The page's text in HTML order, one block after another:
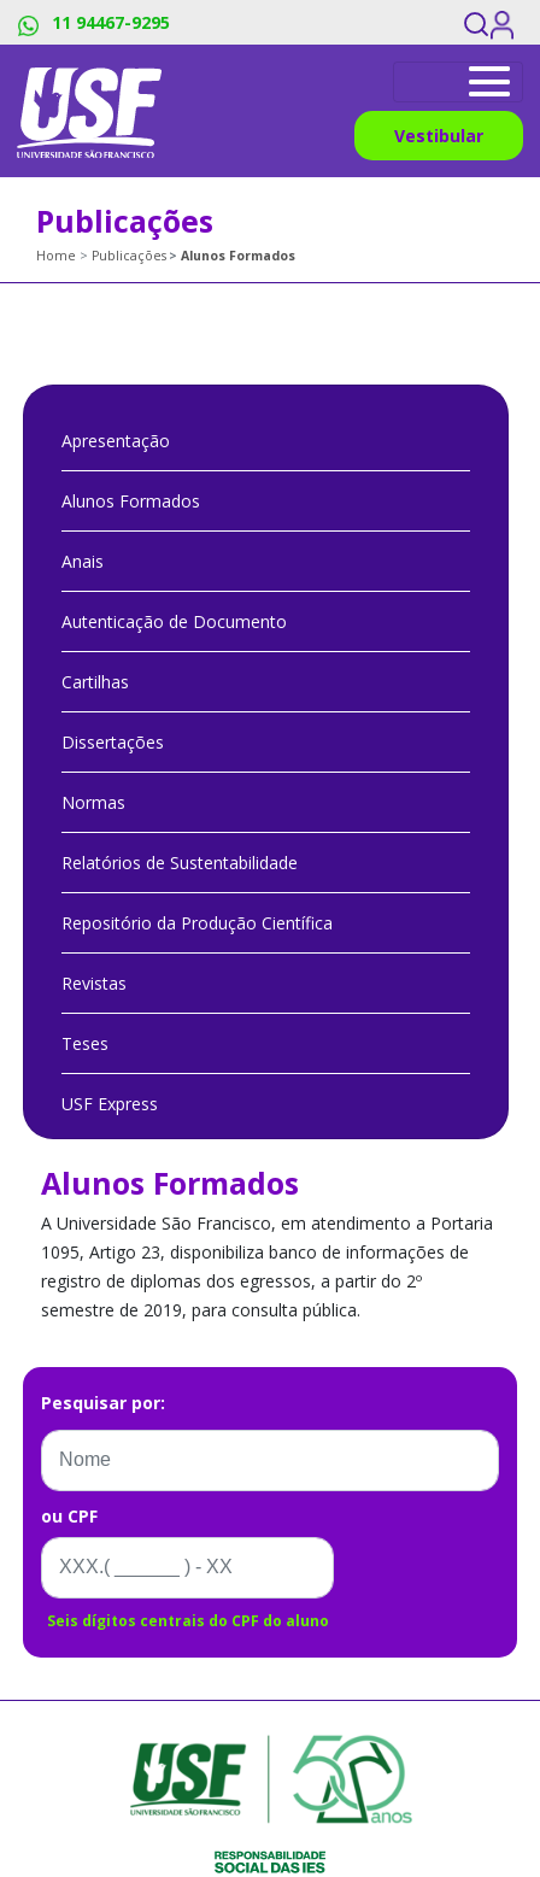
11 94467-9295
Vestibular
Publicações
Home Publicações Alunos Formados
Apresentação
Alunos Formados
Anais
Autenticação de Documento
Cartilhas
Dissertações
Normas
Relatórios de Sustentabilidade
Repositório da Produção Científica
Revistas
Teses
USF Express
Alunos Formados
A Universidade São Francisco, em atendimento a Portaria
1095, Artigo 23, disponibiliza banco de informações de
registro de diplomas dos egressos, a partir do 2º
semestre de 2019, para consulta pública.
Pesquisar por:
ou CPF
Seis dígitos centrais do CPF do aluno